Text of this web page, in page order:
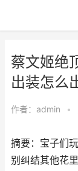
蔡文姬绝
出装怎么
作者： admin •
摘要：宝子们
别纠结其他花